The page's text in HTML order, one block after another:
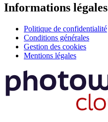
Informations légales
Politique de confidentialité
Conditions générales
Gestion des cookies
Mentions légales